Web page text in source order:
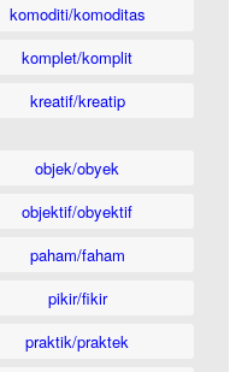
komoditi/komoditas
komplet/komplit
kreatif/kreatip
objek/obyek
objektif/obyektif
paham/faham
pikir/fikir
praktik/praktek